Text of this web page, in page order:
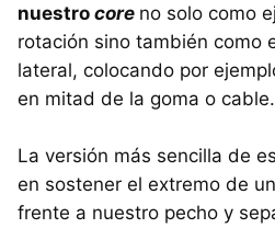
nuestro core no solo como
rotación sino también como
lateral, colocando por
en mitad de la goma o cable.
La versión más sencilla de
en sostener el extremo de
frente a nuestro pecho y